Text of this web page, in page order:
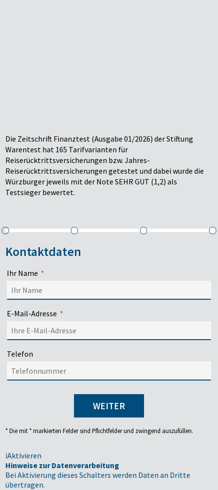
Die Zeitschrift Finanztest (Ausgabe 01/2026) der Stiftung
Warentest hat 165 Tarifvarianten für
Reiserücktrittsversicherungen bzw. Jahres-
Reiserücktrittsversicherungen getestet und dabei wurde die
Würzburger jeweils mit der Note SEHR GUT (1,2) als
Testsieger bewertet.
Kontaktdaten
Ihr Name
E-Mail-Adresse
Telefon
WEITER
* Die mit * markierten Felder sind Pflichtfelder und zwingend auszufüllen.
iAktivieren
Hinweise zur Datenverarbeitung
Bei Aktivierung dieses Schalters werden Daten an Dritte
übertragen.